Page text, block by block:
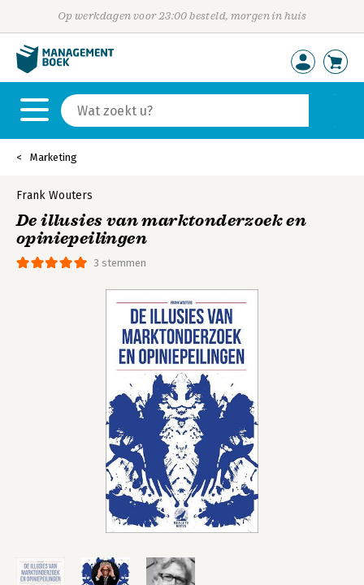
Op werkdagen voor 23:00 besteld, morgen in huis
Marketing
3 stemmen
Frank Wouters
De illusies van marktonderzoek en
opiniepeilingen